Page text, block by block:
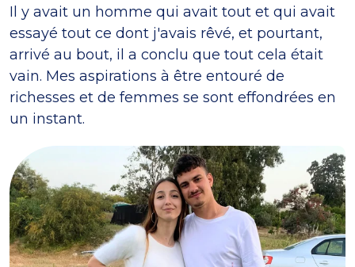
Il y avait un homme qui avait tout et qui avait
essayé tout ce dont j'avais rêvé, et pourtant,
arrivé au bout, il a conclu que tout cela était
vain. Mes aspirations à être entouré de
richesses et de femmes se sont effondrées en
un instant.